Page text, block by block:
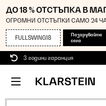
ДО 18 % ОТСТЪПКА В
ОГРОМНИ ОТСТЪПКИ САМО 24
FULLSWING18
Пазарувайте
сега
3 години гаранция